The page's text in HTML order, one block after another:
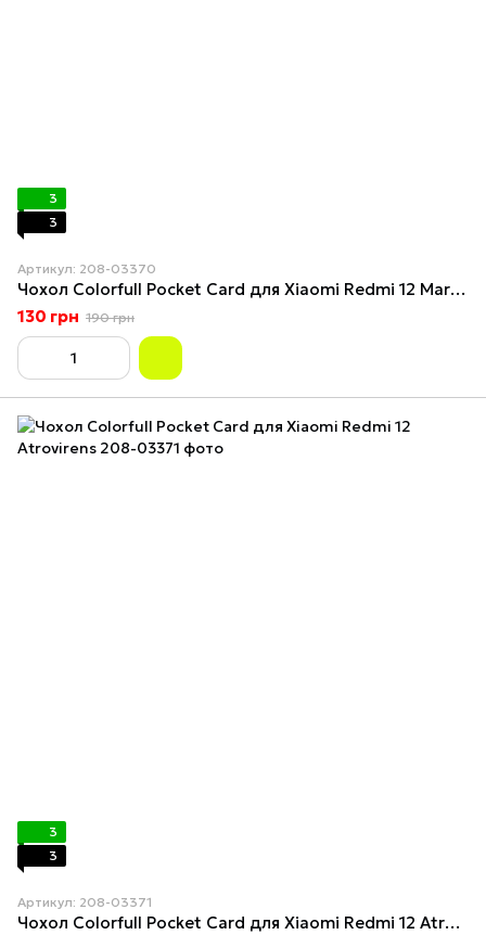
3
3
Артикул: 208-03370
Чохол Colorfull Pocket Card для Xiaomi Redmi 12 Maroon
130 грн 190 грн
3
3
Артикул: 208-03371
Чохол Colorfull Pocket Card для Xiaomi Redmi 12 Atrovirens